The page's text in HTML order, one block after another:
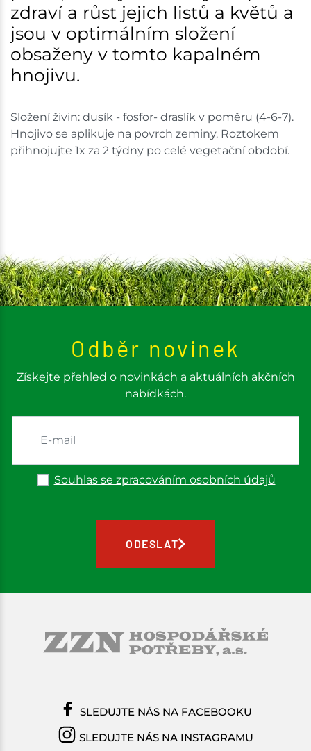
shopu.
zdraví a růst jejich listů a květů a
jsou v optimálním složení
obsaženy v tomto kapalném
hnojivu.
Složení živin: dusík - fosfor- draslík v poměru (4-6-7).
Hnojivo se aplikuje na povrch zeminy. Roztokem
přihnojujte 1x za 2 týdny po celé vegetační období.
Odběr novinek
Získejte přehled o novinkách a aktuálních akčních
nabídkách.
Souhlas se zpracováním osobních údajů
ODESLAT
SLEDUJTE NÁS NA FACEBOOKU
SLEDUJTE NÁS NA INSTAGRAMU